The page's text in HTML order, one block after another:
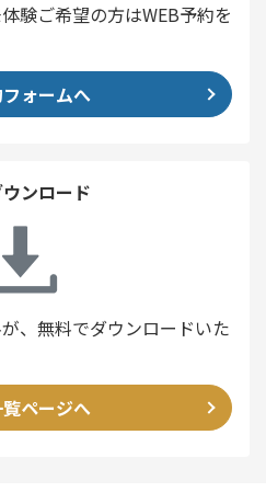
験ご希望の方はWEB予約を
ォームへ
ンロード
、無料でダウンロードいた
ページへ